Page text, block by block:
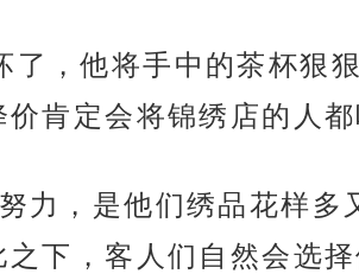
，他将手中的茶杯狠
肯定会将锦绣店的人都
力，是他们绣品花样
下，客人们自然会选择